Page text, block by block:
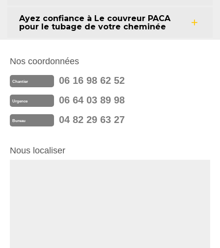
Ayez confiance à Le couvreur PACA
pour le tubage de votre cheminée
Nos coordonnées
Chantier 06 16 98 62 52
Urgence 06 64 03 89 98
Bureau 04 82 29 63 27
Nous localiser